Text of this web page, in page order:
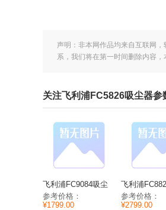
声明：非本网作品均来自互联网
系，我们将在第一时间删除内容，
关注飞利浦FC5826吸尘器
飞利浦FC9084吸尘
器参数重量/电流/尺
寸/
参考价格：
¥1799.00
飞利浦
地机参数容
速度
参考价格：
¥2799.00